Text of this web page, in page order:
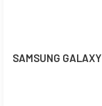
SAMSUNG